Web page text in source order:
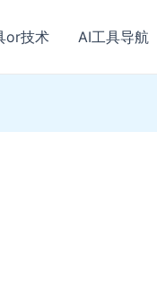
or技术 AI工具导航